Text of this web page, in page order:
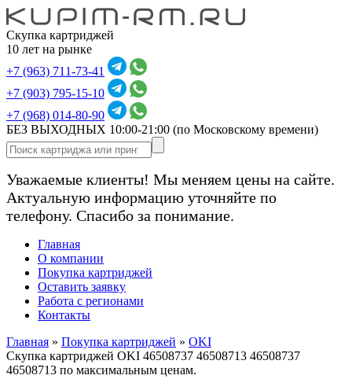
Скупка картриджей
10 лет на рынке
+7 (963) 711-73-41
+7 (903) 795-15-10
+7 (968) 014-80-90
БЕЗ ВЫХОДНЫХ 10:00-21:00 (по Московскому времени)
Уважаемые клиенты! Мы меняем цены на сайте.
Актуальную информацию уточняйте по
телефону. Спасибо за понимание.
Главная
О компании
Покупка картриджей
Оставить заявку
Работа с регионами
Контакты
Главная » Покупка картриджей » OKI
Скупка картриджей OKI 46508737 46508713 46508737
46508713 по максимальным ценам.